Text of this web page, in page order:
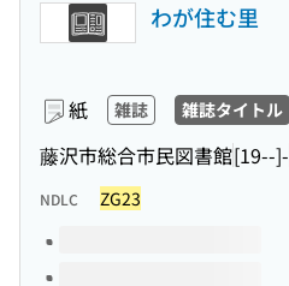
わが住む里
紙 雑誌 雑誌タイトル
藤沢市総合市民図書館[19--]-
NDLC ZG23
このタイトルの巻号